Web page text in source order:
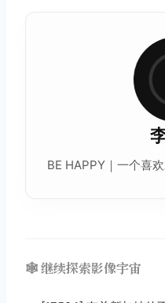
BE HAPPY｜一个喜
🕸️ 继续探索影像宇宙